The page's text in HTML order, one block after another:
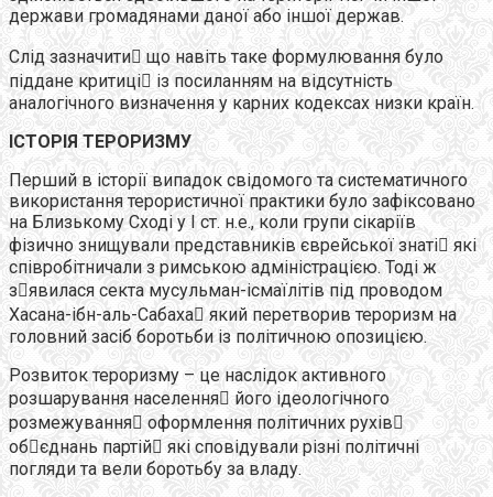
держави громадянами даної або іншої держав.
Слід зазначити що навіть таке формулювання було
піддане критиці із посиланням на відсутність
аналогічного визначення у карних кодексах низки країн.
ІСТОРІЯ ТЕРОРИЗМУ
Перший в історії випадок свідомого та систематичного
використання терористичної практики було зафіксовано
на Близькому Сході у І ст. н.е., коли групи сікаріїв
фізично знищували представників єврейської знаті які
співробітничали з римською адміністрацією. Тоді ж
зявилася секта мусульман-ісмаїлітів під проводом
Хасана-ібн-аль-Сабаха який перетворив тероризм на
головний засіб боротьби із політичною опозицією.
Розвиток тероризму – це наслідок активного
розшарування населення його ідеологічного
розмежування оформлення політичних рухів
обєднань партій які сповідували різні політичні
погляди та вели боротьбу за владу.